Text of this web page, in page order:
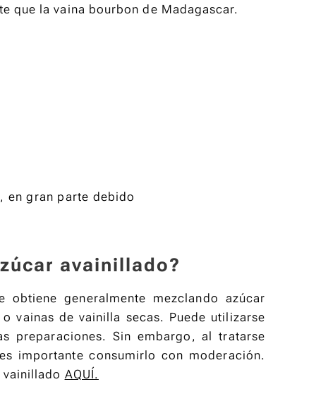
Ideal para
que la vaina bourbon de Madagascar.
en gran parte debido
avainillado?
obtiene generalmente mezclando azúcar
vainas de vainilla secas. Puede utilizarse
preparaciones. Sin embargo, al tratarse
importante consumirlo con moderación.
AQUÍ.